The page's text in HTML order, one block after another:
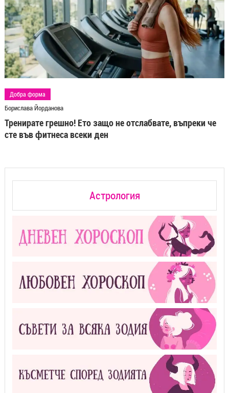
Добра форма
Борислава Йорданова
Тренирате грешно! Ето защо не отслабвате, въпреки че
сте във фитнеса всеки ден
Астрология